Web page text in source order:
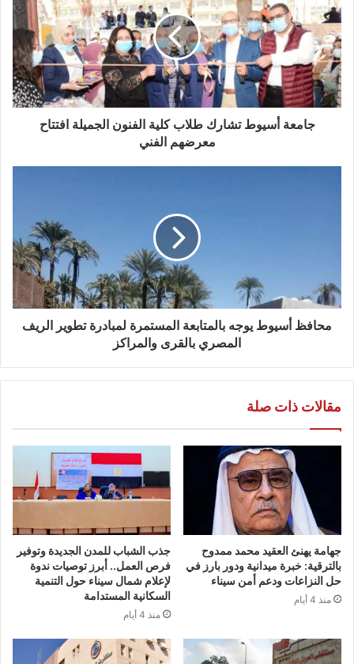
جامعة أسيوط تشارك طلاب كلية الفنون الجميلة افتتاح
معرضهم الفني
محافظ أسيوط يوجه بالمتابعة المستمرة لمبادرة تطوير الريف
المصري بالقرى والمراكز
مقالات ذات صلة
جهامة يهنئ العقيد محمد ممدوح
بالترقية: خبرة ميدانية ودور بارز في
حل النزاعات ودعم أمن سيناء
منذ 4 أيام
جذب الشباب للمدن الجديدة وتوفير
فرص العمل.. أبرز توصيات ندوة
لإعلام شمال سيناء حول التنمية
السكانية المستدامة
منذ 4 أيام